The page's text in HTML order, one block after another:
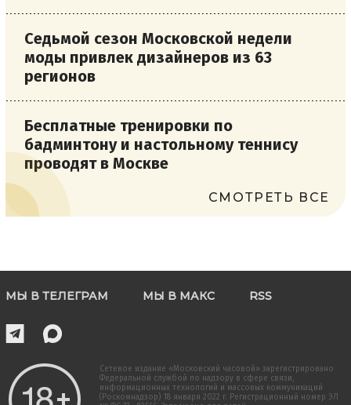
Седьмой сезон Московской недели
моды привлек дизайнеров из 63
регионов
Бесплатные тренировки по
бадминтону и настольному теннису
проводят в Москве
СМОТРЕТЬ ВСЕ
МЫ В ТЕЛЕГРАМ МЫ В МАКС RSS
Сетевое издание «Московский часовой» зарегистрировано
Федеральной службой по надзору в сфере связи,
информационных технологий и массовых коммуникаций
(Роскомнадзор) 18 января 2022 г. Регистрационный номер ЭЛ